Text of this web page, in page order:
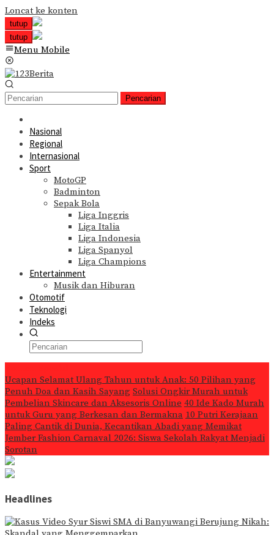
Loncat ke konten
tutup
tutup
Menu Mobile
Pencarian
Nasional
Regional
Internasional
Sport
MotoGP
Badminton
Sepak Bola
Liga Inggris
Liga Italia
Liga Indonesia
Liga Spanyol
Liga Champions
Entertainment
Musik dan Hiburan
Otomotif
Teknologi
Indeks
Ucapan Selamat Ulang Tahun untuk Anak: 50 Pilihan yang
Penuh Doa dan Kasih Sayang Solusi Ongkir Murah untuk
Pembelian Skincare dan Aksesoris Online 40 Ide Kado Murah
untuk Guru yang Berkesan dan Bermakna 10 Putri Kerajaan
Paling Cantik di Dunia, Kecantikan Abadi yang Memikat
Jember Fashion Carnaval 2026: Siswa Sekolah Rakyat Menjadi
Sorotan
Headlines